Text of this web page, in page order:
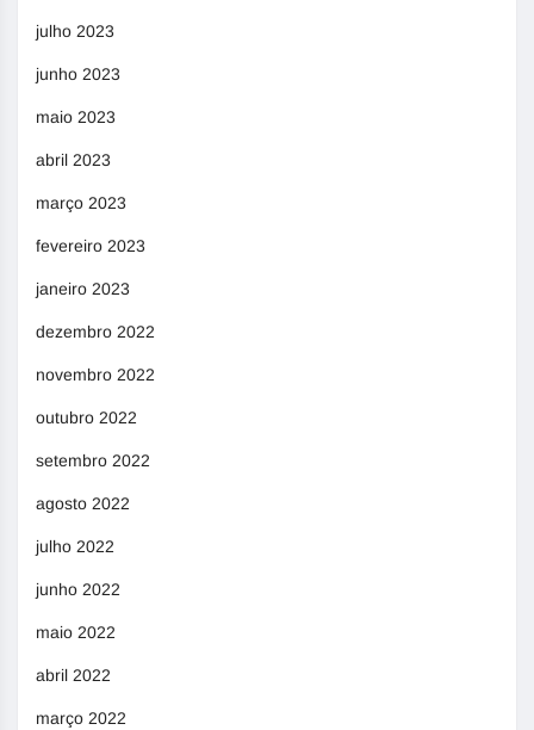
julho 2023
junho 2023
maio 2023
abril 2023
março 2023
fevereiro 2023
janeiro 2023
dezembro 2022
novembro 2022
outubro 2022
setembro 2022
agosto 2022
julho 2022
junho 2022
maio 2022
abril 2022
março 2022